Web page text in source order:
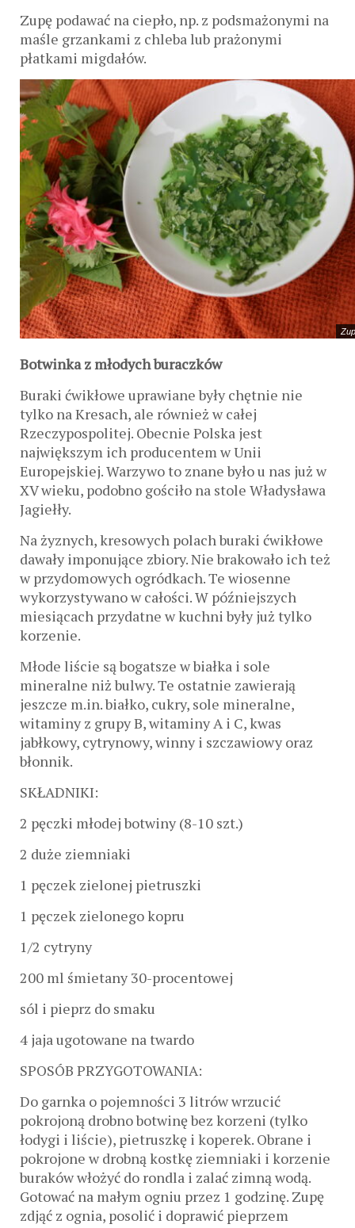
Zupę podawać na ciepło, np. z podsmażonymi na
maśle grzankami z chleba lub prażonymi
płatkami migdałów.
Botwinka z młodych buraczków
Buraki ćwikłowe uprawiane były chętnie nie
tylko na Kresach, ale również w całej
Rzeczypospolitej. Obecnie Polska jest
największym ich producentem w Unii
Europejskiej. Warzywo to znane było u nas już w
XV wieku, podobno gościło na stole Władysława
Jagiełły.
Na żyznych, kresowych polach buraki ćwikłowe
dawały imponujące zbiory. Nie brakowało ich też
w przydomowych ogródkach. Te wiosenne
wykorzystywano w całości. W późniejszych
miesiącach przydatne w kuchni były już tylko
korzenie.
Młode liście są bogatsze w białka i sole
mineralne niż bulwy. Te ostatnie zawierają
jeszcze m.in. białko, cukry, sole mineralne,
witaminy z grupy B, witaminy A i C, kwas
jabłkowy, cytrynowy, winny i szczawiowy oraz
błonnik.
SKŁADNIKI:
2 pęczki młodej botwiny (8-10 szt.)
2 duże ziemniaki
1 pęczek zielonej pietruszki
1 pęczek zielonego kopru
1/2 cytryny
200 ml śmietany 30-procentowej
sól i pieprz do smaku
4 jaja ugotowane na twardo
SPOSÓB PRZYGOTOWANIA:
Do garnka o pojemności 3 litrów wrzucić
pokrojoną drobno botwinę bez korzeni (tylko
łodygi i liście), pietruszkę i koperek. Obrane i
pokrojone w drobną kostkę ziemniaki i korzenie
buraków włożyć do rondla i zalać zimną wodą.
Gotować na małym ogniu przez 1 godzinę. Zupę
zdjąć z ognia, posolić i doprawić pieprzem